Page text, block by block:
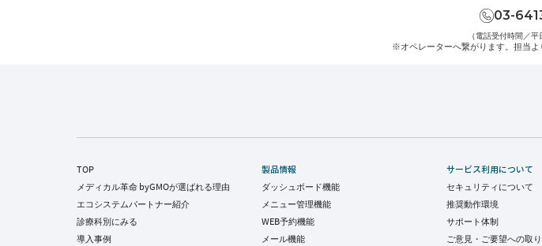
03-
（電話受付時間／
※オペレーターへ繋がります。 担当よ
TOP
メディカル革命 byGMOが選ばれる理由
エコシステムパートナー紹介
診療科別にみる
導入事例
製品情報
ダッシュボード機能
メニュー管理機能
WEB予約機能
メール機能
サービス利用について
セキュリティについて
推奨動作環境
サポート体制
ご意見・ご要望への取